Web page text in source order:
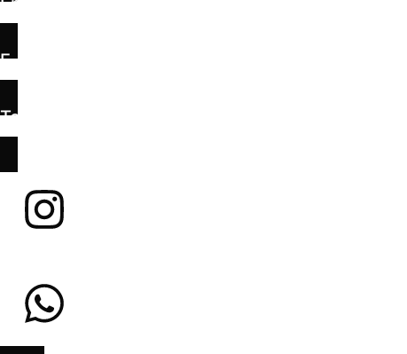
R. Carlos Graf, 60 - Jd. Maluche, Brusque - SC
E-Mail:
kyuutai@hotmail.com
Telefone:
(47) 3019-4150